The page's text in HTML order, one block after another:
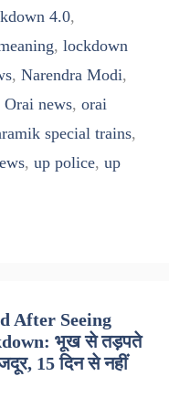
4.0,
, lockdown
, Narendra Modi,
Orai news, orai
special trains,
, up police, up
After Seeing
भूख से तड़पते
15 दिन से नहीं